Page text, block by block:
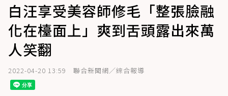
白汪享受美容師修毛「整張臉融
化在檯面上」爽到舌頭露出來萬
人笑翻
2022-04-20 13:59 聯合新聞網／綜合報導